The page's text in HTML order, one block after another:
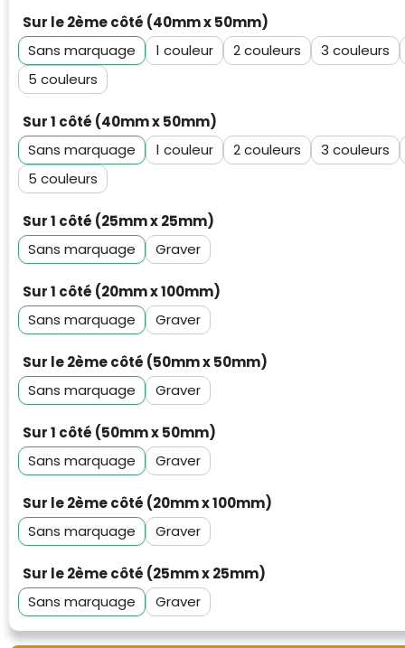
Sur le 2ème côté (40mm x 50mm)
Sans marquage
1 2
3
5
Sur 1 côté (40mm x 50mm)
Sans marquage
1 2
3
5
Sur 1 côté (25mm x 25mm)
Sans marquage
Graver
Sur 1 côté (20mm x 100mm)
Sans marquage
Graver
Sur le 2ème côté (50mm x 50mm)
Sans marquage
Graver
Sur 1 côté (50mm x 50mm)
Sans marquage
Graver
Sur le 2ème côté (20mm x 100mm)
Sans marquage
Graver
Sur le 2ème côté (25mm x 25mm)
Sans marquage
Graver
Klantenbeoordelingen laten zien hoe een
van klanten voldoet.
Trustindex werkt samen met 137
websitebezoekers toegang te geven tot